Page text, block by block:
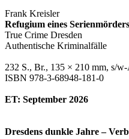
Frank Kreisler
Refugium eines Serienmörders
True Crime Dresden
Authentische Kriminalfälle
232 S., Br., 135 × 210 mm, s/
ISBN 978-3-68948-181-0
ET: September 2026
Dresdens dunkle Jahre –